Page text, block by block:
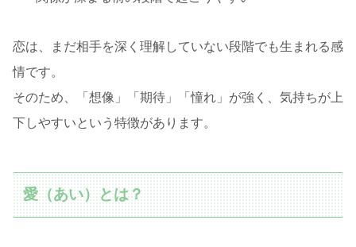
恋は、まだ相手を深く理解していない段階でも生まれる感
情です。
そのため、「想像」「期待」「憧れ」が強く、気持ちが上
下しやすいという特徴があります。
愛（あい）とは？